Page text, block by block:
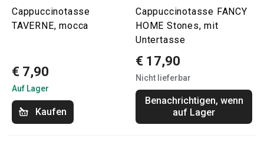
Cappuccinotasse
TAVERNE, mocca
€ 7,90
Auf Lager
Kaufen
Cappuccinotasse FANCY
HOME Stones, mit
Untertasse
€ 17,90
Nicht lieferbar
Benachrichtigen, wenn
auf Lager